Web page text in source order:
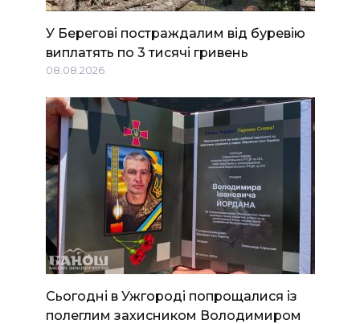
У Берегові постраждалим від буревію
виплатять по 3 тисячі гривень
08.08.2026
Сьогодні в Ужгороді попрощалися із
полеглим захисником Володимиром